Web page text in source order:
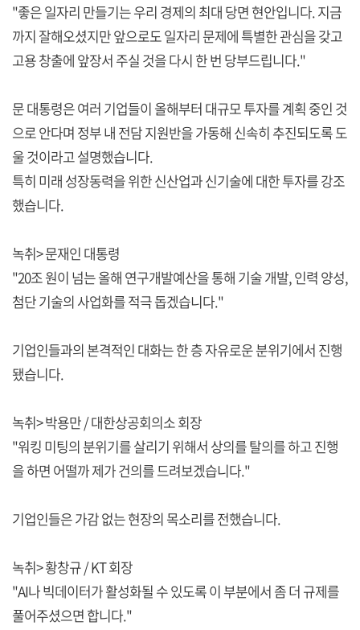
"좋은 일자리 만들기는 우리 경제의 최대 당면 현안입니다. 지금
까지 잘해오셨지만 앞으로도 일자리 문제에 특별한 관심을 갖고
고용 창출에 앞장서 주실 것을 다시 한 번 당부드립니다."
문 대통령은 여러 기업들이 올해부터 대규모 투자를 계획 중인 것
으로 안다며 정부 내 전담 지원반을 가동해 신속히 추진되도록 도
울 것이라고 설명했습니다.
특히 미래 성장동력을 위한 신산업과 신기술에 대한 투자를 강조
했습니다.
녹취> 문재인 대통령
"20조 원이 넘는 올해 연구개발예산을 통해 기술 개발, 인력 양성,
첨단 기술의 사업화를 적극 돕겠습니다."
기업인들과의 본격적인 대화는 한 층 자유로운 분위기에서 진행
됐습니다.
녹취> 박용만 / 대한상공회의소 회장
"워킹 미팅의 분위기를 살리기 위해서 상의를 탈의를 하고 진행
을 하면 어떨까 제가 건의를 드려보겠습니다."
기업인들은 가감 없는 현장의 목소리를 전했습니다.
녹취> 황창규 / KT 회장
"AI나 빅데이터가 활성화될 수 있도록 이 부분에서 좀 더 규제를
풀어주셨으면 합니다."